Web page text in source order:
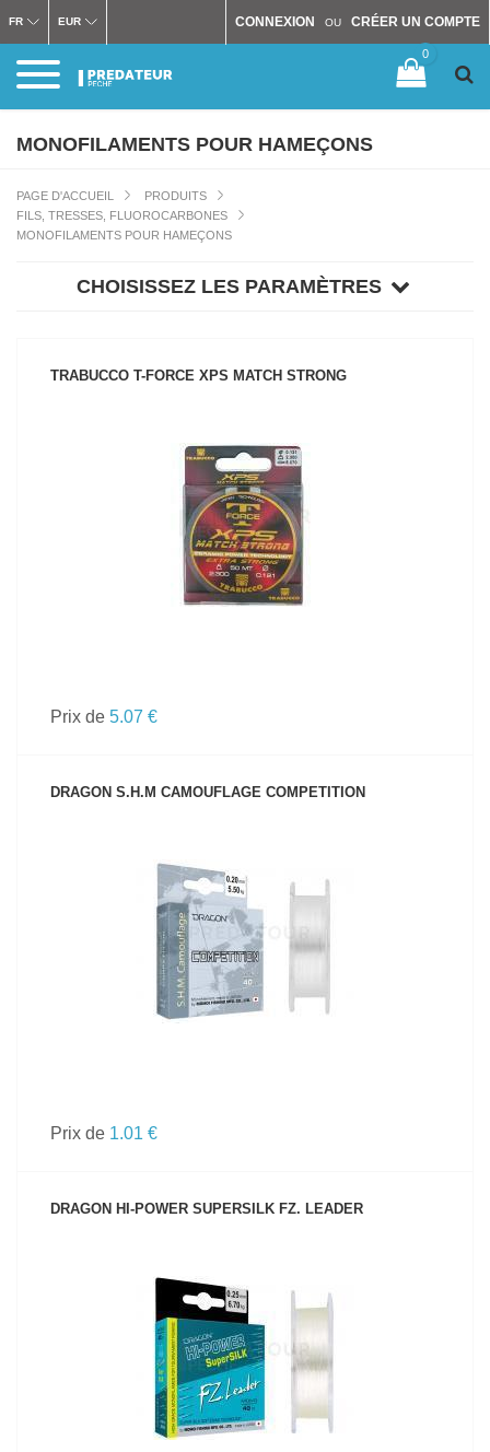
CONNEXION OU CRÉER UN COMPTE
FR EUR
0
MONOFILAMENTS POUR HAMEÇONS
PAGE D'ACCUEIL
PRODUITS
FILS, TRESSES, FLUOROCARBONES
MONOFILAMENTS POUR HAMEÇONS
CHOISISSEZ LES PARAMÈTRES
TRABUCCO T-FORCE XPS MATCH STRONG
VOIR LE PRODUIT
Prix de 5.07 €
DRAGON S.H.M CAMOUFLAGE COMPETITION
VOIR LE PRODUIT
Prix de 1.01 €
DRAGON HI-POWER SUPERSILK FZ. LEADER
VOIR LE PRODUIT